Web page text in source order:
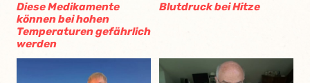
Diese Medikamente
können bei hohen
Temperaturen gefährlich
werden
Blutdruck bei Hitze